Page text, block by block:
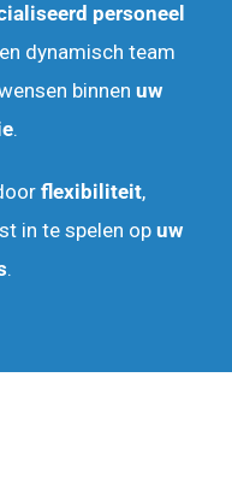
personeel
dynamisch team
binnen uw
.
flexibiliteit,
in te spelen op uw
.